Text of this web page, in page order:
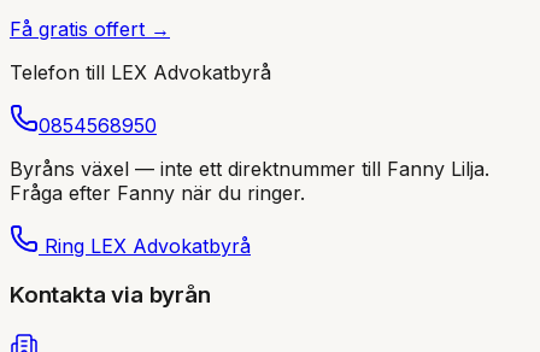
Få gratis offert →
Telefon till LEX Advokatbyrå
0854568950
Byråns växel — inte ett direktnummer till Fanny Lilja.
Fråga efter Fanny när du ringer.
Ring LEX Advokatbyrå
Kontakta via byrån